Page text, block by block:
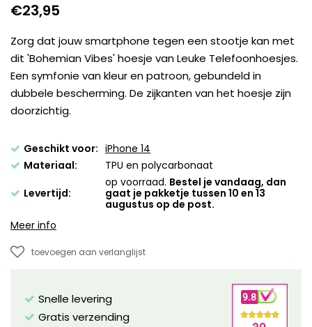
€23,95
Zorg dat jouw smartphone tegen een stootje kan met
dit 'Bohemian Vibes' hoesje van Leuke Telefoonhoesjes.
Een symfonie van kleur en patroon, gebundeld in
dubbele bescherming. De zijkanten van het hoesje zijn
doorzichtig.
Geschikt voor: iPhone 14
Materiaal:
TPU en polycarbonaat
Levertijd:
op voorraad. Bestel je vandaag, dan
gaat je pakketje tussen 10 en 13
augustus op de post.
Meer info
toevoegen aan verlanglijst
Snelle levering
Gratis verzending